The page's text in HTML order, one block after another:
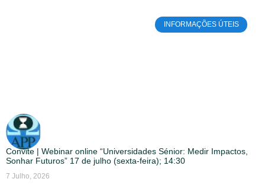
INFORMAÇÕES ÚTEIS
Convite | Webinar online “Universidades Sénior: Medir Impactos,
Sonhar Futuros” 17 de julho (sexta-feira); 14:30
7 Julho, 2026